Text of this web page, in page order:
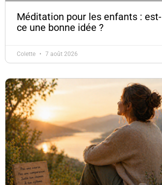
Méditation pour les enfants : est-
ce une bonne idée ?
Colette 7 août 2026